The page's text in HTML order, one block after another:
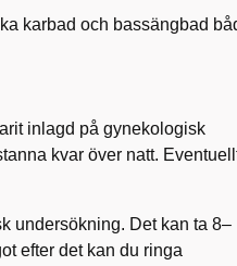
karbad och bassängbad
inlagd på gynekologisk
kvar över natt.
undersökning. Det kan ta 8–
efter det kan du ringa